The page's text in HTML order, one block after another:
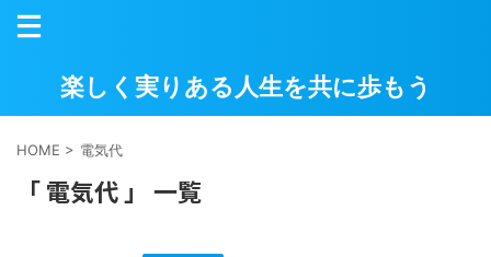
楽しく実りある人生を共に歩もう
HOME > 電気代
「 電気代 」 一覧